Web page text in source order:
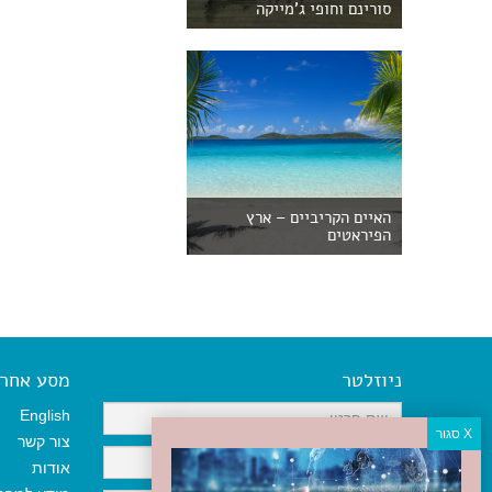
סורינם וחופי ג'מייקה
האיים הקריביים – ארץ
הפיראטים
ניוזלטר מסע אחר
English
צור קשר
אודות